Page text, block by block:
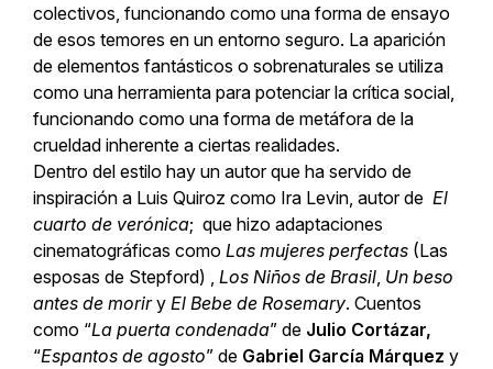
colectivos, funcionando como una forma de ensayo
de esos temores en un entorno seguro. La aparición
de elementos fantásticos o sobrenaturales se utiliza
como una herramienta para potenciar la crítica social,
funcionando como una forma de metáfora de la
crueldad inherente a ciertas realidades.
Dentro del estilo hay un autor que ha servido de
inspiración a Luis Quiroz como Ira Levin, autor de El
cuarto de verónica; que hizo adaptaciones
cinematográficas como Las mujeres perfectas (Las
esposas de Stepford) , Los Niños de Brasil, Un beso
antes de moriry El Bebe de Rosemary. Cuentos
como “La puerta condenada” de Julio Cortázar,
“Espantos de agosto” de Gabriel García Márquez y